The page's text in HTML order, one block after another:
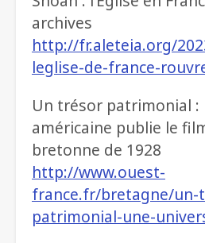
archives
http://fr.aleteia.org/
leglise-de-france-
Un trésor patrimonial :
américaine publie le
bretonne de 1928
http://www.ouest-
france.fr/bretagne/un-
patrimonial-une-